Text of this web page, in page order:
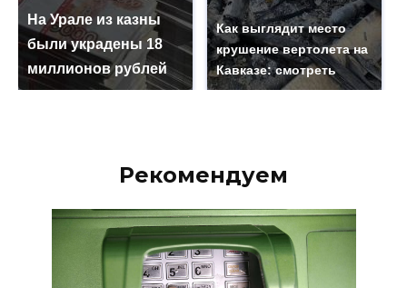
На Урале из казны
были украдены 18
миллионов рублей
Как выглядит место
крушение вертолета на
Кавказе: смотреть
Рекомендуем